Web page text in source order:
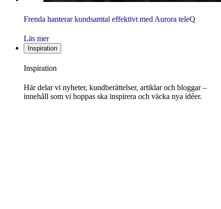
Frenda hanterar kundsamtal effektivt med Aurora teleQ
Läs mer
Inspiration
Inspiration
Här delar vi nyheter, kundberättelser, artiklar och bloggar –
innehåll som vi hoppas ska inspirera och väcka nya idéer.